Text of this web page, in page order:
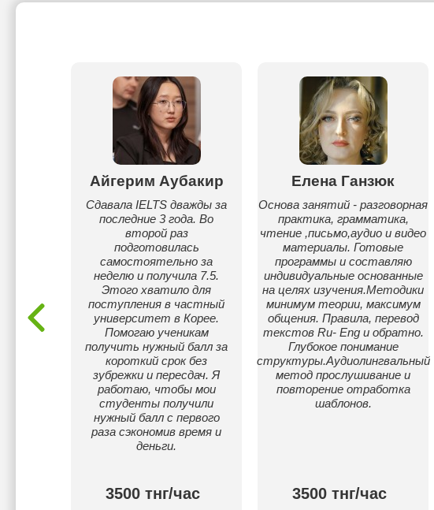
Айгерим Аубакир
Сдавала IELTS дважды за
последние 3 года. Во
второй раз
подготовилась
самостоятельно за
неделю и получила 7.5.
Этого хватило для
поступления в частный
университет в Корее.
Помогаю ученикам
получить нужный балл за
короткий срок без
зубрежки и пересдач. Я
работаю, чтобы мои
студенты получили
нужный балл с первого
раза сэкономив время и
деньги.
3500 тнг/час
Елена Ганзюк
Основа занятий - разговорная
практика, грамматика,
чтение ,письмо,аудио и видео
материалы. Готовые
программы и составляю
индивидуальные основанные
на целях изучения.Методики
минимум теории, максимум
общения. Правила, перевод
текстов Ru- Eng и обратно.
Глубокое понимание
структуры.Аудиолингвальный
метод прослушивание и
повторение отработка
шаблонов.
3500 тнг/час